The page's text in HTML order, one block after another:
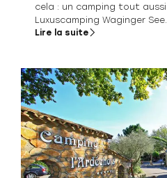
cela : un camping tout
Luxuscamping Waginger See.
Lire la suite